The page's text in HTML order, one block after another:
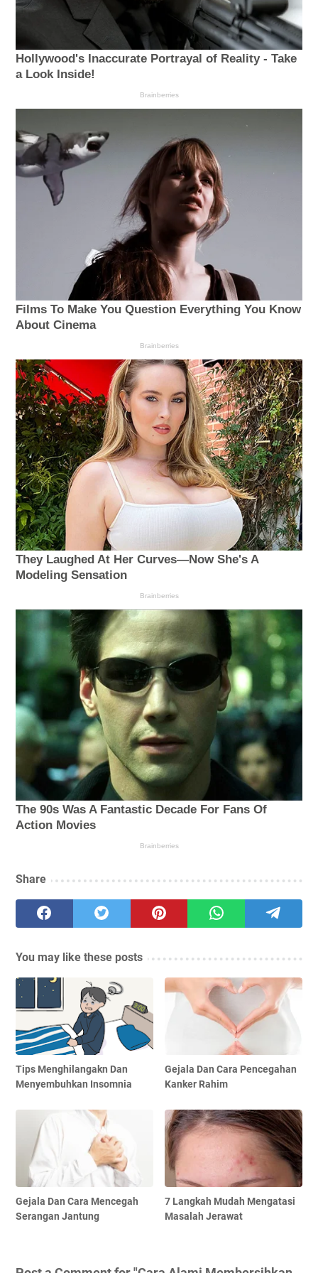
Share
You may like these posts
Tips Menghilangakn Dan
Menyembuhkan Insomnia
Gejala Dan Cara Pencegahan
Kanker Rahim
Gejala Dan Cara Mencegah
Serangan Jantung
7 Langkah Mudah Mengatasi
Masalah Jerawat